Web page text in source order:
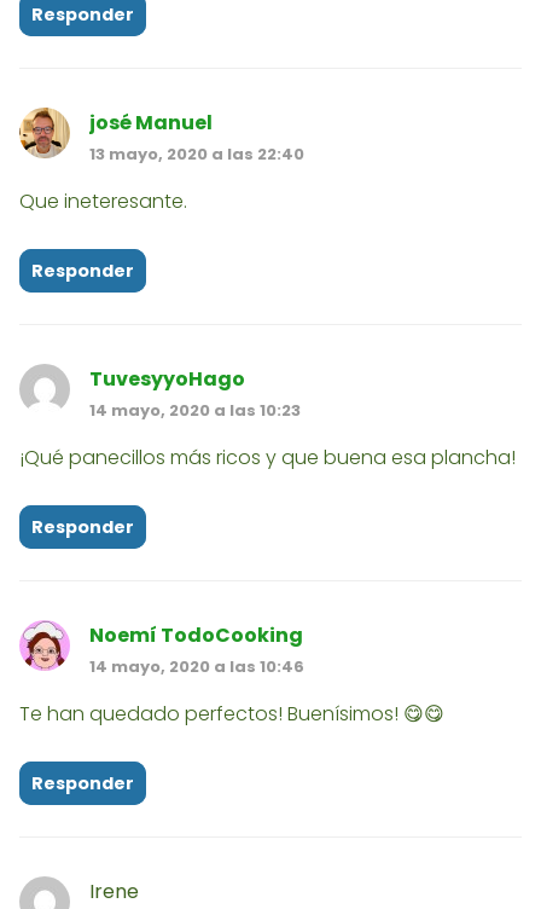
Responder
josé Manuel
13 mayo, 2020 a las 22:40
Que ineteresante.
Responder
TuvesyyoHago
14 mayo, 2020 a las 10:23
¡Qué panecillos más ricos y que buena esa plancha!
Responder
Noemí TodoCooking
14 mayo, 2020 a las 10:46
Te han quedado perfectos! Buenísimos! 😋😋
Responder
Irene